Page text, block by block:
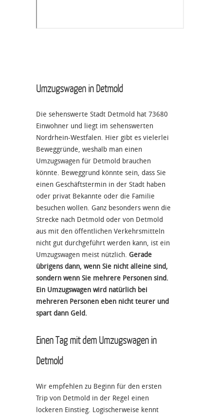
Umzugswagen in Detmold
Die sehenswerte Stadt Detmold hat 73680
Einwohner und liegt im sehenswerten
Nordrhein-Westfalen. Hier gibt es vielerlei
Beweggründe, weshalb man einen
Umzugswagen für Detmold brauchen
könnte. Beweggrund könnte sein, dass Sie
einen Geschäftstermin in der Stadt haben
oder privat Bekannte oder die Familie
besuchen wollen. Ganz besonders wenn die
Strecke nach Detmold oder von Detmold
aus mit den öffentlichen Verkehrsmitteln
nicht gut durchgeführt werden kann, ist ein
Umzugswagen meist nützlich. Gerade
übrigens dann, wenn Sie nicht alleine sind,
sondern wenn Sie mehrere Personen sind.
Ein Umzugswagen wird natürlich bei
mehreren Personen eben nicht teurer und
spart dann Geld.
Einen Tag mit dem Umzugswagen in
Detmold
Wir empfehlen zu Beginn für den ersten
Trip von Detmold in der Regel einen
lockeren Einstieg. Logischerweise kennt